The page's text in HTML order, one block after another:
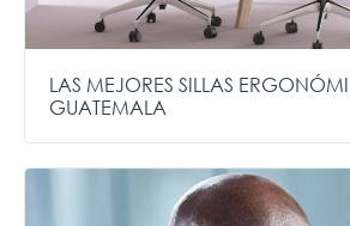
LAS MEJORES SILLAS
GUATEMALA